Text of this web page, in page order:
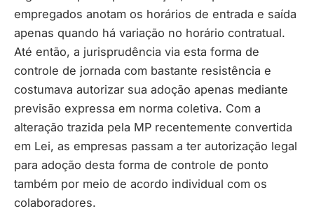
empregados anotam os horários de entrada e saída
apenas quando há variação no horário contratual.
Até então, a jurisprudência via esta forma de
controle de jornada com bastante resistência e
costumava autorizar sua adoção apenas mediante
previsão expressa em norma coletiva. Com a
alteração trazida pela MP recentemente convertida
em Lei, as empresas passam a ter autorização legal
para adoção desta forma de controle de ponto
também por meio de acordo individual com os
colaboradores.